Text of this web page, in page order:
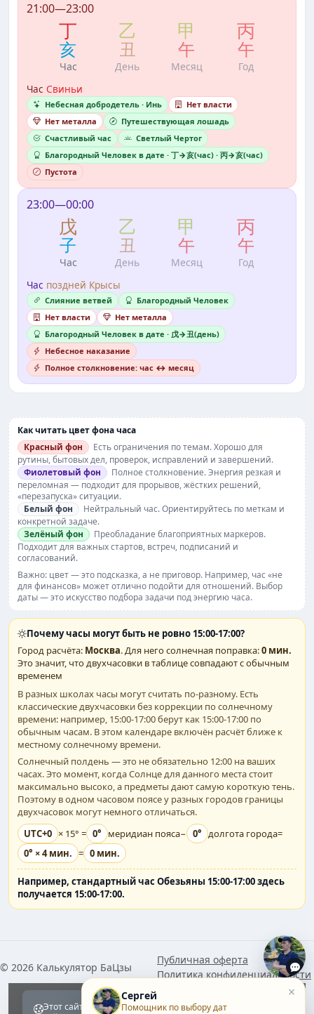
21:00—23:00
丁
亥
Час
乙
丑
День
甲
午
Месяц
丙
午
Год
Час Свиньи
Небесная добродетель · Инь
Нет власти
Нет металла
Путешествующая лошадь
Счастливый час
Светлый Чертог
Благородный Человек в дате · 丁→亥(час) · 丙→亥(час)
Пустота
23:00—00:00
戊
子
Час
乙
丑
День
甲
午
Месяц
丙
午
Год
Час поздней Крысы
Слияние ветвей
Благородный Человек
Нет власти
Нет металла
Благородный Человек в дате · 戊→丑(день)
Небесное наказание
Полное столкновение: час ↔ месяц
Как читать цвет фона часа
Красный фон
Есть ограничения по темам. Хорошо для
рутины, бытовых дел, проверок, исправлений и завершений.
Фиолетовый фон
Полное столкновение. Энергия резкая и
переломная — подходит для прорывов, жёстких решений,
«перезапуска» ситуации.
Белый фон
Нейтральный час. Ориентируйтесь по меткам и
конкретной задаче.
Зелёный фон
Преобладание благоприятных маркеров.
Подходит для важных стартов, встреч, подписаний и
согласований.
Важно: цвет — это подсказка, а не приговор. Например, час «не
для финансов» может отлично подойти для отношений. Выбор
даты — это искусство подбора задачи под энергию часа.
Почему часы могут быть не ровно 15:00-17:00?
Город расчёта: Москва. Для него солнечная поправка:0 мин.
Это значит, что двухчасовки в таблице совпадают с обычным
временем
В разных школах часы могут считать по-разному. Есть
классические двухчасовки без коррекции по солнечному
времени: например, 15:00-17:00 берут как 15:00-17:00 по
обычным часам. В этом календаре включён расчёт ближе к
местному солнечному времени.
Солнечный полдень — это не обязательно 12:00 на ваших
часах. Это момент, когда Солнце для данного места стоит
максимально высоко, а предметы дают самую короткую тень.
Поэтому в одном часовом поясе у разных городов границы
двухчасовок могут немного отличаться.
UTC+0 × 15° = 0° меридиан пояса− 0° долгота города=
0° × 4 мин. = 0 мин.
Например, стандартный час Обезьяны 15:00-17:00 здесь
получается 15:00-17:00.
© 2026 Калькулятор БаЦзы
Публичная оферта
Политика конфиденциальности
файлов Cookie
Этот сайт использует обязательные cookie для работы
×
Сергей
Помощник по выбору дат